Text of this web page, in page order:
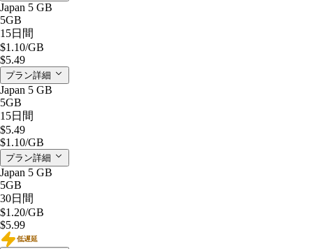
Japan 5 GB
5GB
15日間
$1.10/GB
$5.49
プラン詳細
Japan 5 GB
5GB
15日間
$5.49
$1.10/GB
プラン詳細
Japan 5 GB
5GB
30日間
$1.20/GB
$5.99
低遅延